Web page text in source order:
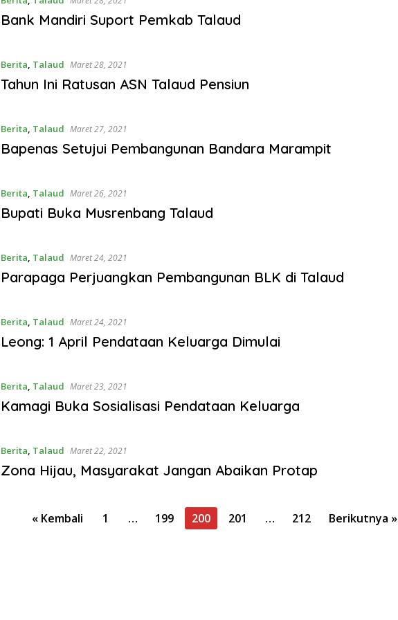
Bank Mandiri Suport Pemkab Talaud
Berita, Talaud Maret 28, 2021
Tahun Ini Ratusan ASN Talaud Pensiun
Berita, Talaud Maret 27, 2021
Bapenas Setujui Pembangunan Bandara Marampit
Berita, Talaud Maret 26, 2021
Bupati Buka Musrenbang Talaud
Berita, Talaud Maret 24, 2021
Parapaga Perjuangkan Pembangunan BLK di Talaud
Berita, Talaud Maret 24, 2021
Leong: 1 April Pendataan Keluarga Dimulai
Berita, Talaud Maret 23, 2021
Kamagi Buka Sosialisasi Pendataan Keluarga
Berita, Talaud Maret 22, 2021
Zona Hijau, Masyarakat Jangan Abaikan Protap
« Kembali 1 … 199 200 201 … 212 Berikutnya »